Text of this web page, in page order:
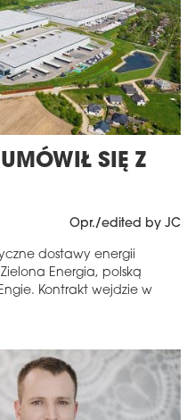
SIĘ Z
Opr./edited by JC
dostawy energii
Energia, polską
Kontrakt wejdzie w